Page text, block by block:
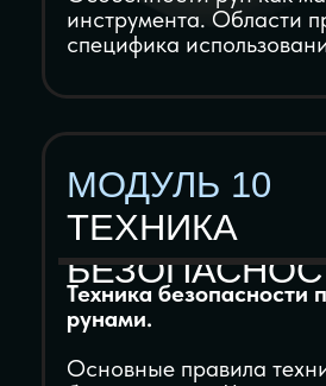
2 индивидуальные
консультации с Мастером по
Руническому искусству
ДОСТУП К МАТЕРИАЛАМ
НА 7 МЕСЯЦЕВ
УДОСТОВЕРЕНИЕ
УСТАНОВЛЕННОГО
ГОСУДАРСТВЕННОГО
ОБРАЗЦА
Подарок 1